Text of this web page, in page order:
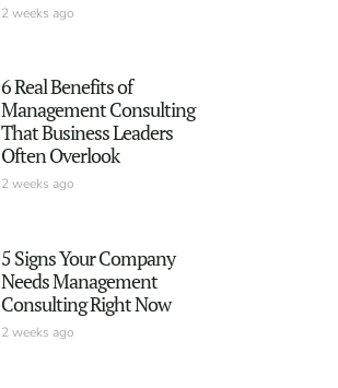
2 weeks ago
6 Real Benefits of
Management Consulting
That Business Leaders
Often Overlook
2 weeks ago
5 Signs Your Company
Needs Management
Consulting Right Now
2 weeks ago